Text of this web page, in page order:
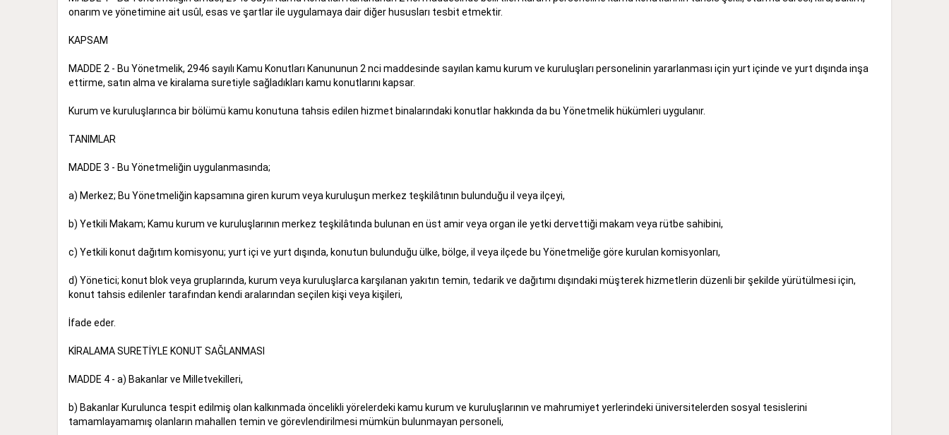
onarım ve yönetimine ait usûl, esas ve şartlar ile uygulamaya dair diğer hususları tesbit etmektir.
KAPSAM
MADDE 2 - Bu Yönetmelik, 2946 sayılı Kamu Konutları Kanununun 2 nci maddesinde sayılan kamu kurum ve kuruluşları personelinin yararlanması için yurt içinde ve yurt dışında inşa
ettirme, satın alma ve kiralama suretiyle sağladıkları kamu konutlarını kapsar.
Kurum ve kuruluşlarınca bir bölümü kamu konutuna tahsis edilen hizmet binalarındaki konutlar hakkında da bu Yönetmelik hükümleri uygulanır.
TANIMLAR
MADDE 3 - Bu Yönetmeliğin uygulanmasında;
a) Merkez; Bu Yönetmeliğin kapsamına giren kurum veya kuruluşun merkez teşkilâtının bulunduğu il veya ilçeyi,
b) Yetkili Makam; Kamu kurum ve kuruluşlarının merkez teşkilâtında bulunan en üst amir veya organ ile yetki dervettiği makam veya rütbe sahibini,
c) Yetkili konut dağıtım komisyonu; yurt içi ve yurt dışında, konutun bulunduğu ülke, bölge, il veya ilçede bu Yönetmeliğe göre kurulan komisyonları,
d) Yönetici; konut blok veya gruplarında, kurum veya kuruluşlarca karşılanan yakıtın temin, tedarik ve dağıtımı dışındaki müşterek hizmetlerin düzenli bir şekilde yürütülmesi için,
konut tahsis edilenler tarafından kendi aralarından seçilen kişi veya kişileri,
İfade eder.
KİRALAMA SURETİYLE KONUT SAĞLANMASI
MADDE 4 - a) Bakanlar ve Milletvekilleri,
b) Bakanlar Kurulunca tespit edilmiş olan kalkınmada öncelikli yörelerdeki kamu kurum ve kuruluşlarının ve mahrumiyet yerlerindeki üniversitelerden sosyal tesislerini
tamamlayamamış olanların mahallen temin ve görevlendirilmesi mümkün bulunmayan personeli,